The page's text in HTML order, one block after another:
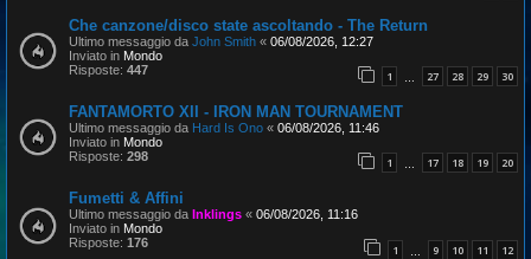
Che canzone/disco state ascoltando - The Return
Ultimo messaggio da John Smith « 06/08/2026, 12:27
Inviato in Mondo
Risposte: 447 1 … 27 28 29 30
FANTAMORTO XII - IRON MAN TOURNAMENT
Ultimo messaggio da Hard Is Ono « 06/08/2026, 11:46
Inviato in Mondo
Risposte: 298 1 … 17 18 19 20
Fumetti & Affini
Ultimo messaggio da Inklings « 06/08/2026, 11:16
Inviato in Mondo
Risposte: 176 1 9 10 11 12